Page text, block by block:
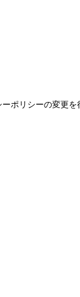
ポリシーの変更